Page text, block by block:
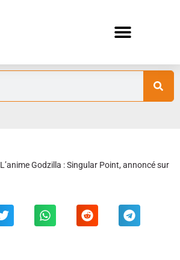
L’anime Godzilla : Singular Point, annoncé sur